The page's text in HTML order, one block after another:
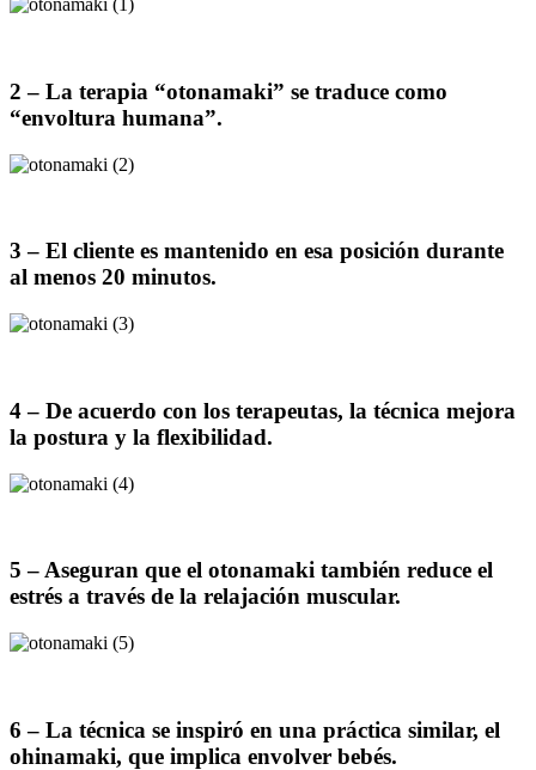
2 – La terapia “otonamaki” se traduce como
“envoltura humana”.
3 – El cliente es mantenido en esa posición durante
al menos 20 minutos.
4 – De acuerdo con los terapeutas, la técnica mejora
la postura y la flexibilidad.
5 – Aseguran que el otonamaki también reduce el
estrés a través de la relajación muscular.
6 – La técnica se inspiró en una práctica similar, el
ohinamaki, que implica envolver bebés.